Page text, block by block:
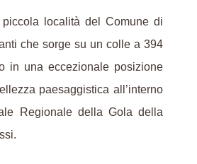
località del Comune di
che sorge su un colle a 394
in una eccezionale posizione
paesaggistica all’interno
Regionale della Gola della